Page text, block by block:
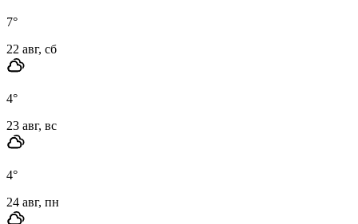
7°
22 авг, сб
4°
23 авг, вс
4°
24 авг, пн